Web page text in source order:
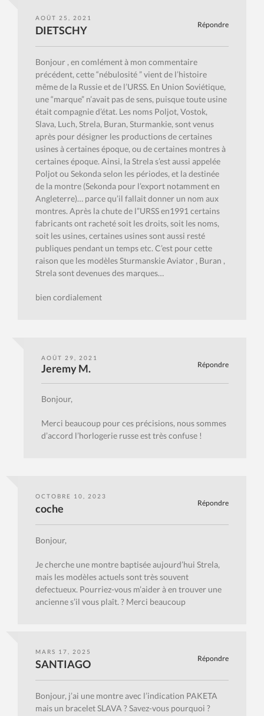
AOÛT 25, 2021
Répondre
DIETSCHY
Bonjour , en comlément à mon commentaire
précédent, cette “nébulosité ” vient de l’histoire
même de la Russie et de l’URSS. En Union Soviétique,
une “marque” n’avait pas de sens, puisque toute usine
était compagnie d’état. Les noms Poljot, Vostok,
Slava, Luch, Strela, Buran, Sturmankie, sont venus
après pour désigner les productions de certaines
usines à certaines époque, ou de certaines montres à
certaines époque. Ainsi, la Strela s’est aussi appelée
Poljot ou Sekonda selon les périodes, et la destinée
de la montre (Sekonda pour l’export notamment en
Angleterre)… parce qu’il fallait donner un nom aux
montres. Après la chute de l”URSS en1991 certains
fabricants ont racheté soit les droits, soit les noms,
soit les usines, certaines usines sont aussi resté
publiques pendant un temps etc. C’est pour cette
raison que les modèles Sturmanskie Aviator , Buran ,
Strela sont devenues des marques…
bien cordialement
AOÛT 29, 2021
Répondre
Jeremy M.
Bonjour,
Merci beaucoup pour ces précisions, nous sommes
d’accord l’horlogerie russe est très confuse !
OCTOBRE 10, 2023
Répondre
coche
Bonjour,
Je cherche une montre baptisée aujourd’hui Strela,
mais les modèles actuels sont très souvent
defectueux. Pourriez-vous m’aider à en trouver une
ancienne s’il vous plaît. ? Merci beaucoup
MARS 17, 2025
Répondre
SANTIAGO
Bonjour, j’ai une montre avec l’indication PAKETA
mais un bracelet SLAVA ? Savez-vous pourquoi ?